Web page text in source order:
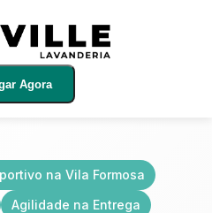
Agora
na Vila Formosa
Agilidade na Entrega